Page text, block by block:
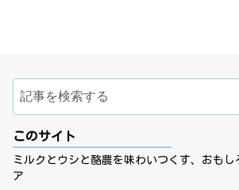
このサイト
ミルクとウシと酪農を味わいつくす、おもし
ア